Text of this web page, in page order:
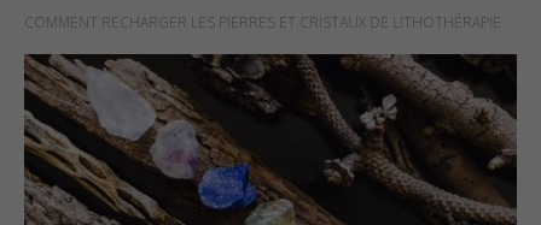
COMMENT RECHARGER LES PIERRES ET CRISTAUX DE LITHOTHÉRAPIE